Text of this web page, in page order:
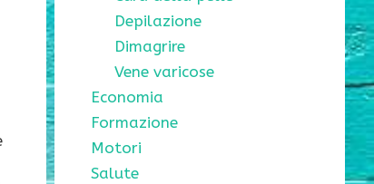
Depilazione
Dimagrire
Vene varicose
Economia
Formazione
Motori
Salute